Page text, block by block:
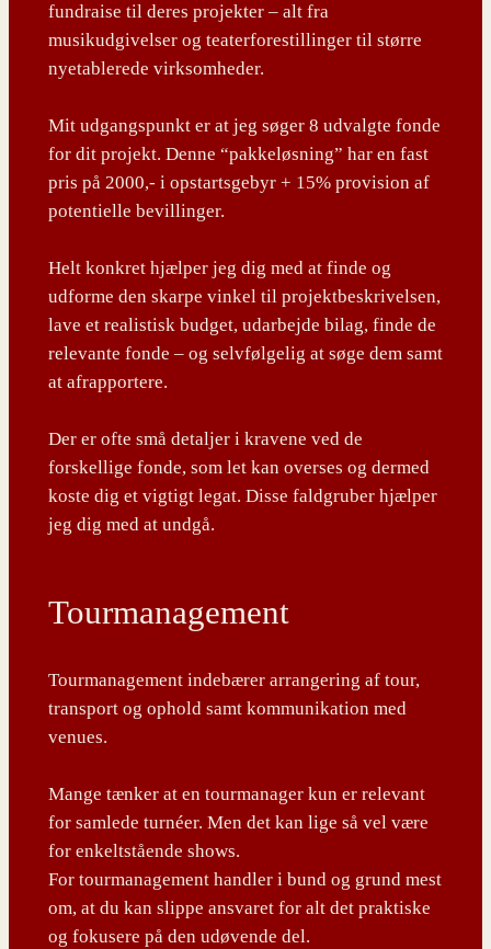
fundraise til deres projekter – alt fra
musikudgivelser og teaterforestillinger til større
nyetablerede virksomheder.
Mit udgangspunkt er at jeg søger 8 udvalgte fonde
for dit projekt. Denne “pakkeløsning” har en fast
pris på 2000,- i opstartsgebyr + 15% provision af
potentielle bevillinger.
Helt konkret hjælper jeg dig med at finde og
udforme den skarpe vinkel til projektbeskrivelsen,
lave et realistisk budget, udarbejde bilag, finde de
relevante fonde – og selvfølgelig at søge dem samt
at afrapportere.
Der er ofte små detaljer i kravene ved de
forskellige fonde, som let kan overses og dermed
koste dig et vigtigt legat. Disse faldgruber hjælper
jeg dig med at undgå.
Tourmanagement
Tourmanagement indebærer arrangering af tour,
transport og ophold samt kommunikation med
venues.
Mange tænker at en tourmanager kun er relevant
for samlede turnéer. Men det kan lige så vel være
for enkeltstående shows.
For tourmanagement handler i bund og grund mest
om, at du kan slippe ansvaret for alt det praktiske
og fokusere på den udøvende del.